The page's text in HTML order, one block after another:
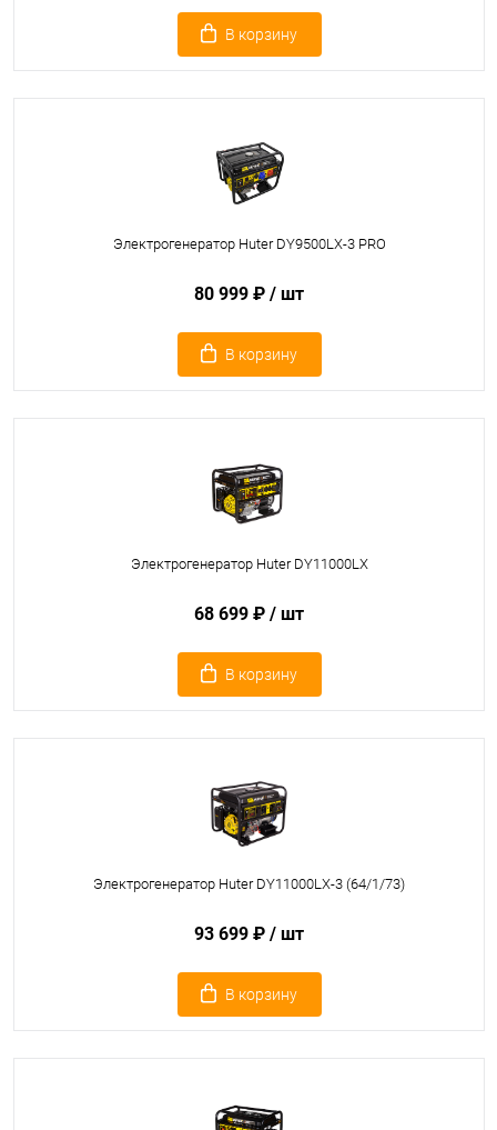
В корзину
Электрогенератор Huter DY9500LX-3 PRO
80 999 ₽ / шт
В корзину
Электрогенератор Huter DY11000LX
68 699 ₽ / шт
В корзину
Электрогенератор Huter DY11000LX-3 (64/1/73)
93 699 ₽ / шт
В корзину